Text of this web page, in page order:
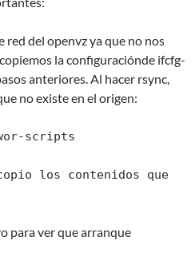
del openvz ya que no nos
la configuraciónde ifcfg-
anteriores. Al hacer rsync,
no existe en el origen:
scripts
los contenidos que
para ver que arranque